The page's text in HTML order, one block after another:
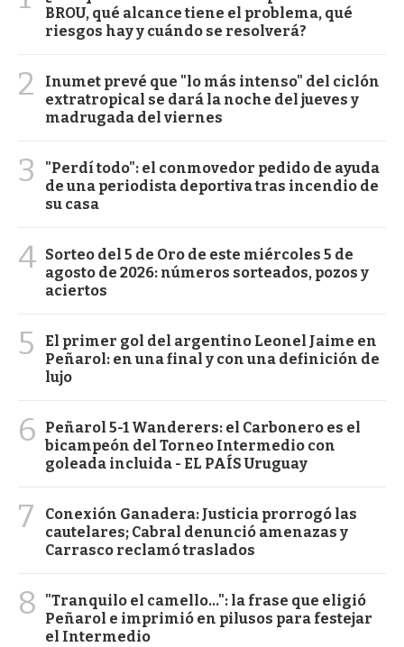
BROU, qué alcance tiene el problema, qué
riesgos hay y cuándo se resolverá?
2
Inumet prevé que "lo más intenso" del ciclón
extratropical se dará la noche del jueves y
madrugada del viernes
3
"Perdí todo": el conmovedor pedido de ayuda
de una periodista deportiva tras incendio de
su casa
4 Sorteo del 5 de Oro de este miércoles 5 de
agosto de 2026: números sorteados, pozos y
aciertos
5
El primer gol del argentino Leonel Jaime en
Peñarol: en una final y con una definición de
lujo
6
Peñarol 5-1 Wanderers: el Carbonero es el
bicampeón del Torneo Intermedio con
goleada incluida - EL PAÍS Uruguay
7
Conexión Ganadera: Justicia prorrogó las
cautelares; Cabral denunció amenazas y
Carrasco reclamó traslados
8
"Tranquilo el camello...": la frase que eligió
Peñarol e imprimió en pilusos para festejar
el Intermedio